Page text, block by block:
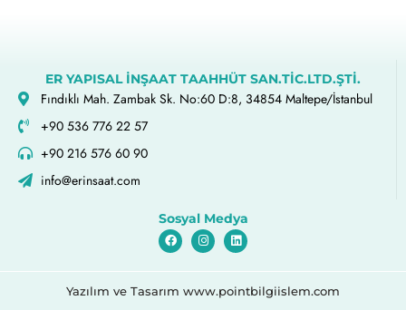
ER YAPISAL İNŞAAT TAAHHÜT SAN.TİC.LTD.ŞTİ.
Fındıklı Mah. Zambak Sk. No:60 D:8, 34854 Maltepe/İstanbul
+90 536 776 22 57
+90 216 576 60 90
info@erinsaat.com
Sosyal Medya
Yazılım ve Tasarım www.pointbilgiislem.com